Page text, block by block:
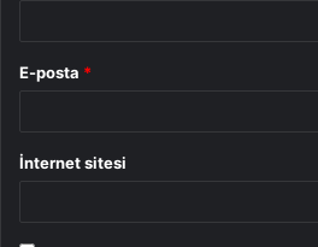
E-posta *
İnternet sitesi